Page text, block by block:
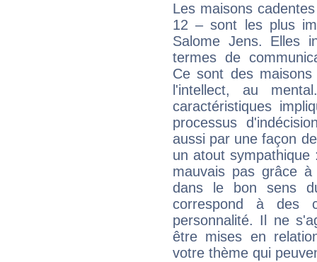
Les maisons
12 – sont les plus
Salome Jens. Elles
termes de
Ce sont des
l'intellect, au
caractéristiques
processus
aussi par une façon
un atout
mauvais pas grâce
dans le bon sens
correspond à des
personnalité. Il ne
être mises en
votre thème qui